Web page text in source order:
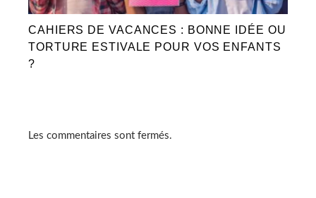
CAHIERS DE VACANCES : BONNE IDÉE OU
TORTURE ESTIVALE POUR VOS ENFANTS
?
Les commentaires sont fermés.